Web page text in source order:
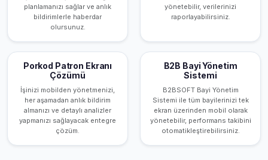
planlamanızı sağlar ve anlık
bildirimlerle haberdar
olursunuz.
yönetebilir, verilerinizi
raporlayabilirsiniz.
Porkod Patron Ekranı
Çözümü
İşinizi mobilden yönetmenizi,
her aşamadan anlık bildirim
almanızı ve detaylı analizler
yapmanızı sağlayacak entegre
çözüm.
B2B Bayi Yönetim
Sistemi
B2BSOFT Bayi Yönetim
Sistemi ile tüm bayilerinizi tek
ekran üzerinden mobil olarak
yönetebilir, performans takibini
otomatikleştirebilirsiniz.